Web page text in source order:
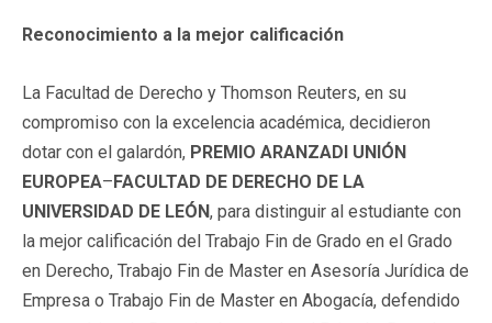
Reconocimiento a la mejor calificación
La Facultad de Derecho y Thomson Reuters, en su
compromiso con la excelencia académica, decidieron
dotar con el galardón, PREMIO ARANZADI UNIÓN
EUROPEA–FACULTAD DE DERECHO DE LA
UNIVERSIDAD DE LEÓN, para distinguir al estudiante con
la mejor calificación del Trabajo Fin de Grado en el Grado
en Derecho, Trabajo Fin de Master en Asesoría Jurídica de
Empresa o Trabajo Fin de Master en Abogacía, defendido